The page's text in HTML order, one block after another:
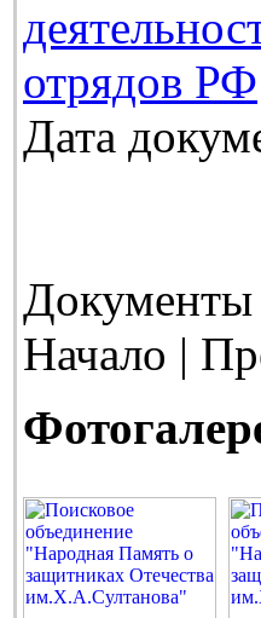
отрядов РФ
Дата
Документы
Начало |